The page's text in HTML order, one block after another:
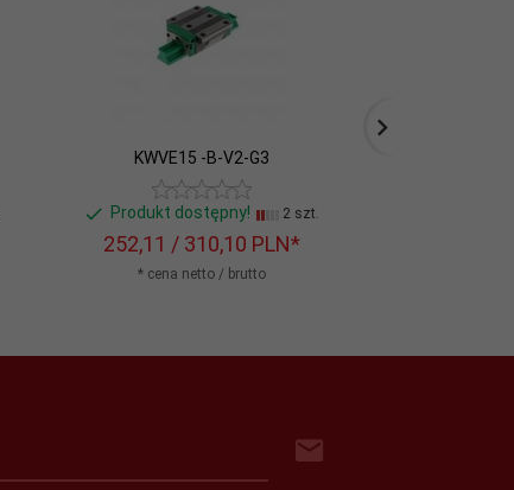
KWVE15 -B-V2-G3
Produkt dostępny! 2 szt.
252,11 / 310,10 PLN*
* cena netto / brutto